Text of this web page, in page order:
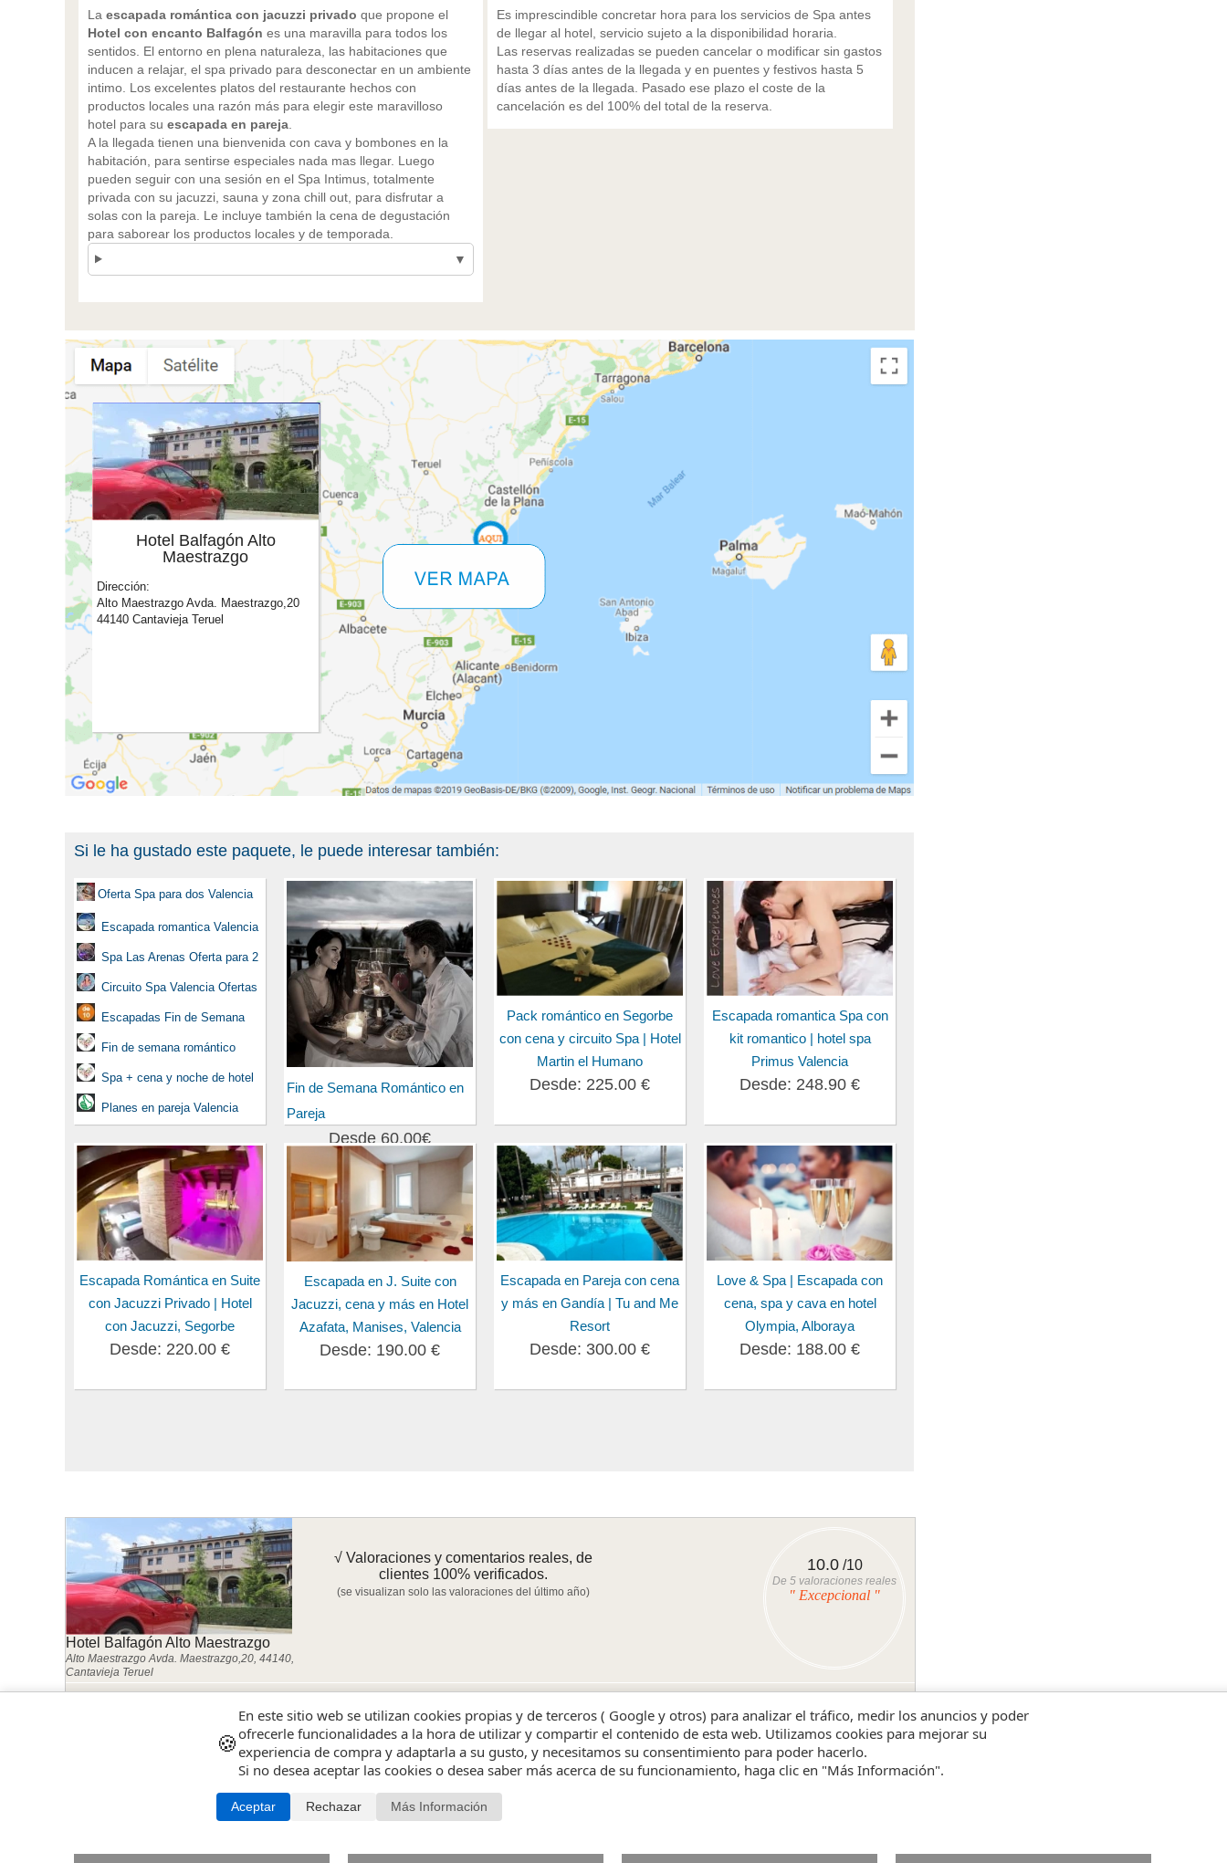
La escapada romántica con jacuzzi privado que propone el
Hotel con encanto Balfagón es una maravilla para todos los
sentidos. El entorno en plena naturaleza, las habitaciones que
inducen a relajar, el spa privado para desconectar en un ambiente
intimo. Los excelentes platos del restaurante hechos con
productos locales una razón más para elegir este maravilloso
hotel para su escapada en pareja
A la llegada tienen una bienvenida con cava y bombones en la
habitación, para sentirse especiales nada mas llegar. Luego
pueden seguir con una sesión en el Spa Intimus, totalmente
privada con su jacuzzi, sauna y zona chill out, para disfrutar a
solas con la pareja. Le incluye también la cena de degustación
para saborear los productos locales y de temporada.
Es imprescindible concretar hora para los servicios de Spa antes
de llegar al hotel, servicio sujeto a la disponibilidad horaria.
Las reservas realizadas se pueden cancelar o modificar sin gastos
hasta 3 días antes de la llegada y en puentes y festivos hasta 5
días antes de la llegada. Pasado ese plazo el coste de la
cancelación es del 100% del total de la reserva.
Hotel Balfagón Alto
Maestrazgo
Dirección:
Alto Maestrazgo Avda. Maestrazgo,20
44140 Cantavieja Teruel
Si le ha gustado este paquete, le puede interesar también:
Oferta Spa para dos Valencia
Escapada romantica Valencia
Spa Las Arenas Oferta para 2
Circuito Spa Valencia Ofertas
Escapadas Fin de Semana
Fin de semana romántico
Spa + cena y noche de hotel
Planes en pareja Valencia
Fin de Semana Romántico en
Pareja
Desde 60,00€
Pack romántico en Segorbe
con cena y circuito Spa | Hotel
Martin el Humano
Desde: 225.00 €
Escapada romantica Spa con
kit romantico | hotel spa
Primus Valencia
Desde: 248.90 €
Escapada Romántica en Suite
con Jacuzzi Privado | Hotel
con Jacuzzi, Segorbe
Desde: 220.00 €
Escapada en J. Suite con
Jacuzzi, cena y más en Hotel
Azafata, Manises, Valencia
Desde: 190.00 €
Escapada en Pareja con cena
y más en Gandía | Tu and Me
Resort
Desde: 300.00 €
Love & Spa | Escapada con
cena, spa y cava en hotel
Olympia, Alboraya
Desde: 188.00 €
Hotel Balfagón Alto Maestrazgo
Alto Maestrazgo Avda. Maestrazgo,20, 44140,
Cantavieja Teruel
√ Valoraciones y comentarios reales, de
clientes 100% verificados.
(se visualizan solo las valoraciones del último año)
10.0/10
De 5 valoraciones reales
" Excepcional "
No hay valoraciones del último año. Las valoraciones existentes son de hace más de un año y no se visualizarán.
🍪
En este sitio web se utilizan cookies propias y de terceros ( Google y otros) para analizar el tráfico, medir los anuncios y poder
ofrecerle funcionalidades a la hora de utilizar y compartir el contenido de esta web. Utilizamos cookies para mejorar su
experiencia de compra y adaptarla a su gusto, y necesitamos su consentimiento para poder hacerlo.
Si no desea aceptar las cookies o desea saber más acerca de su funcionamiento, haga clic en "Más Información".
Aceptar Rechazar Más Información